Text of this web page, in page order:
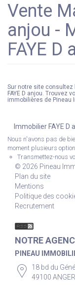
Vente Maison FAYE D
anjou -
FAYE D
Sur notre site consultez
FAYE D anjou. Trouvez
immobilières de Pineau
Immobilier FAYE D
Nous n'avons pas de
moment plusieurs
Transmettez-nous
© 2026 Pineau
Plan du site
Mentions
Politique des
Recrutement
NOTRE
PINEAU
18 bd du
49100